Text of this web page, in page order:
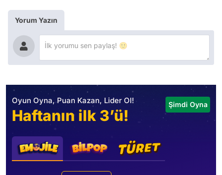
Yorum Yazın
Oyun Oyna, Puan Kazan, Lider Ol!
Haftanın ilk 3’ü!
Şimdi Oyna